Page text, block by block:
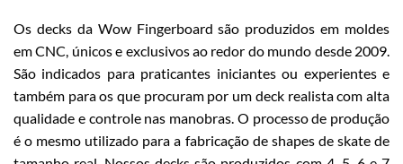
Os decks da Wow Fingerboard são produzidos em moldes
em CNC, únicos e exclusivos ao redor do mundo desde 2009.
São indicados para praticantes iniciantes ou experientes e
também para os que procuram por um deck realista com alta
qualidade e controle nas manobras. O processo de produção
é o mesmo utilizado para a fabricação de shapes de skate de